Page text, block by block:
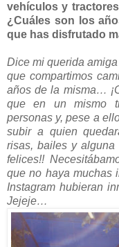
vehículos y
¿Cuáles son los
que has disfrutado
Dice mi querida
que compartimos
años de la misma…
que en un mismo
personas y, pese a
subir a quien
risas, bailes y alguna
felices!!
que no haya muchas
Instagram hubieran
Jejeje…